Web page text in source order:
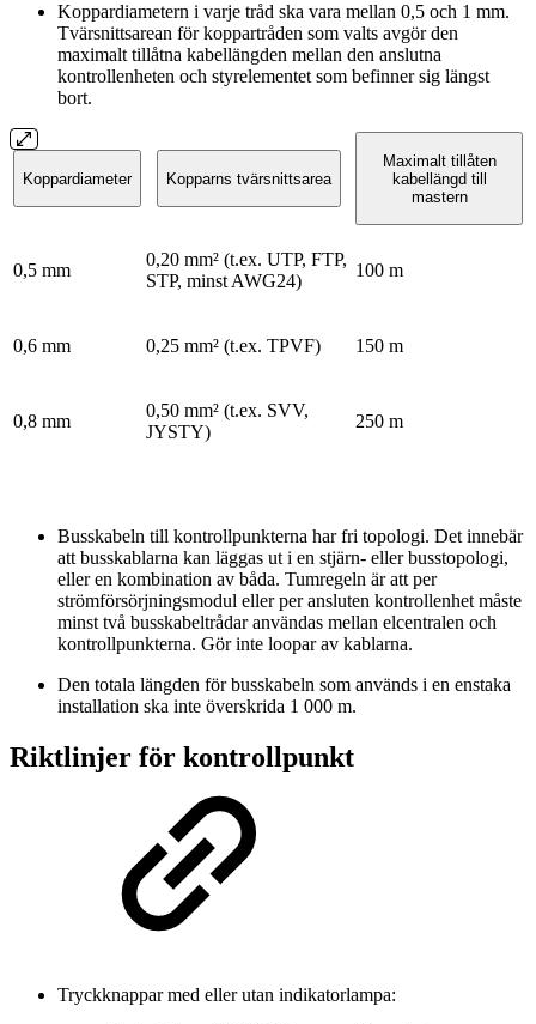
Koppardiametern i varje tråd ska vara mellan 0,5 och 1 mm.
Tvärsnittsarean för koppartråden som valts avgör den
maximalt tillåtna kabellängden mellan den anslutna
kontrollenheten och styrelementet som befinner sig längst
bort.
Koppardiameter Kopparns tvärsnittsarea
Maximalt tillåten
kabellängd till
mastern
0,5 mm
0,20 mm² (t.ex. UTP, FTP,
STP, minst AWG24)
100 m
0,6 mm 0,25 mm² (t.ex. TPVF) 150 m
0,8 mm
0,50 mm² (t.ex. SVV,
JYSTY)
250 m
Busskabeln till kontrollpunkterna har fri topologi. Det innebär
att busskablarna kan läggas ut i en stjärn- eller busstopologi,
eller en kombination av båda. Tumregeln är att per
strömförsörjningsmodul eller per ansluten kontrollenhet måste
minst två busskabeltrådar användas mellan elcentralen och
kontrollpunkterna. Gör inte loopar av kablarna.
Den totala längden för busskabeln som används i en enstaka
installation ska inte överskrida 1 000 m.
Riktlinjer för kontrollpunkt
Tryckknappar med eller utan indikatorlampa: